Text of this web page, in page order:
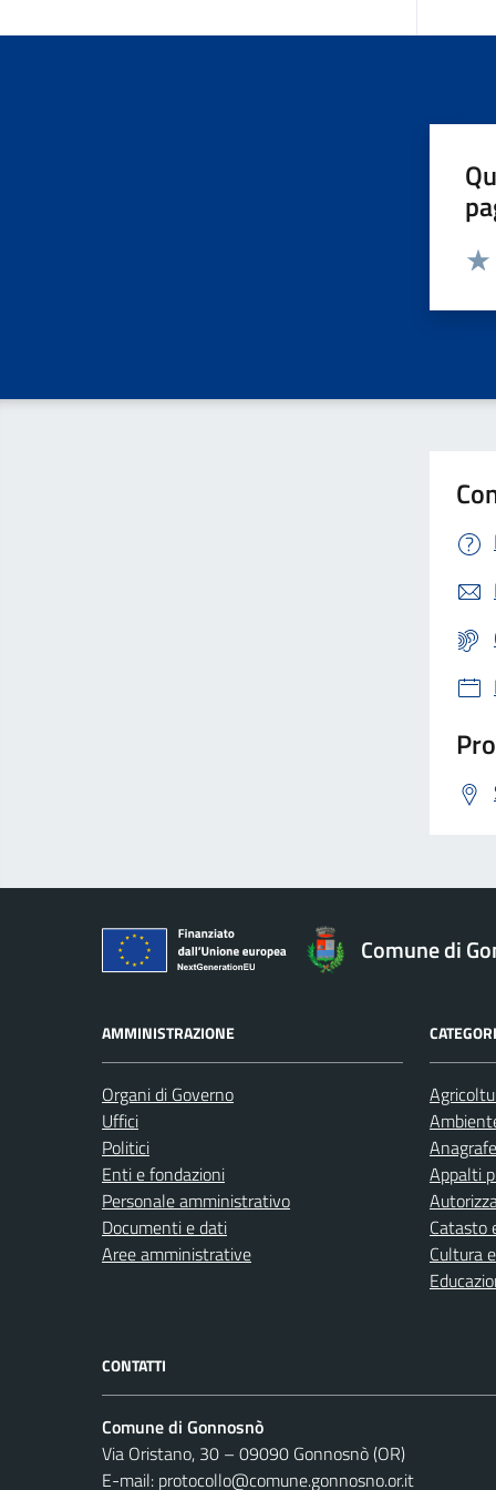
Comune di
AMMINISTRAZIONE
Organi di Governo
Uffici
Politici
Enti e fondazioni
Personale amministrativo
Documenti e dati
Aree amministrative
Appalti
Catasto
Cultura
CONTATTI
Comune di Gonnosnò
Via Oristano, 30 – 09090 Gonnosnò (OR)
E-mail: protocollo@comune.gonnosno.or.it